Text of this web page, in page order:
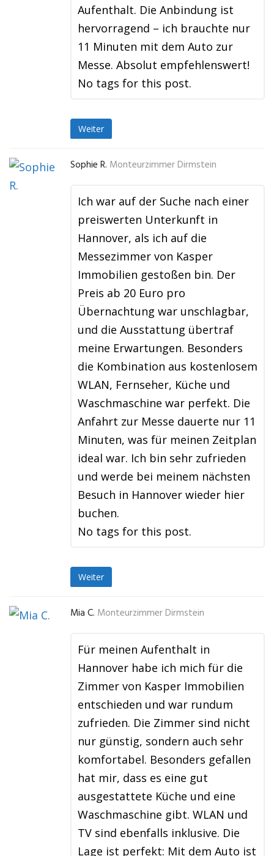
Aufenthalt. Die Anbindung ist
hervorragend – ich brauchte nur
11 Minuten mit dem Auto zur
Messe. Absolut empfehlenswert!
No tags for this post.
Weiter
Sophie R. Monteurzimmer Dirmstein
Ich war auf der Suche nach einer
preiswerten Unterkunft in
Hannover, als ich auf die
Messezimmer von Kasper
Immobilien gestoßen bin. Der
Preis ab 20 Euro pro
Übernachtung war unschlagbar,
und die Ausstattung übertraf
meine Erwartungen. Besonders
die Kombination aus kostenlosem
WLAN, Fernseher, Küche und
Waschmaschine war perfekt. Die
Anfahrt zur Messe dauerte nur 11
Minuten, was für meinen Zeitplan
ideal war. Ich bin sehr zufrieden
und werde bei meinem nächsten
Besuch in Hannover wieder hier
buchen.
No tags for this post.
Weiter
Mia C. Monteurzimmer Dirmstein
Für meinen Aufenthalt in
Hannover habe ich mich für die
Zimmer von Kasper Immobilien
entschieden und war rundum
zufrieden. Die Zimmer sind nicht
nur günstig, sondern auch sehr
komfortabel. Besonders gefallen
hat mir, dass es eine gut
ausgestattete Küche und eine
Waschmaschine gibt. WLAN und
TV sind ebenfalls inklusive. Die
Lage ist perfekt: Mit dem Auto ist